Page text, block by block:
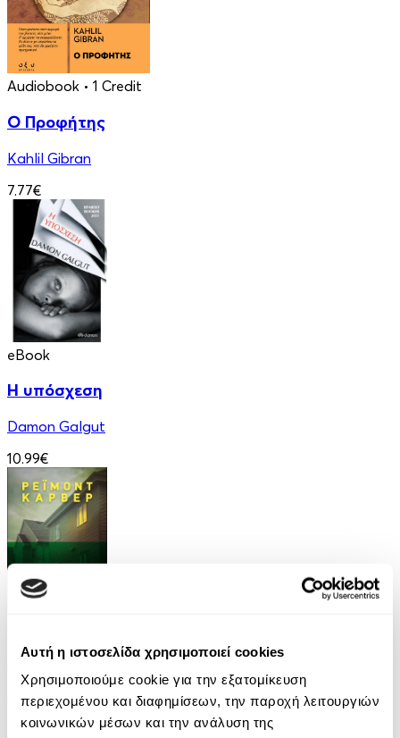
Αυτή η ιστοσελίδα χρησιμοποιεί cookies
Χρησιμοποιούμε cookie για την εξατομίκευση
περιεχομένου και διαφημίσεων, την παροχή λειτουργιών
κοινωνικών μέσων και την ανάλυση της
Audiobook • 1 Credit
Ο Προφήτης
Kahlil Gibran
7.77€
eBook
Η υπόσχεση
Damon Galgut
10.99€
Ελέφαντας
Ρέιμοντ Κάρβερ
7.99€